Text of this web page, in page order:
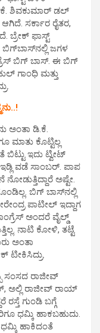
ಶಿವಕುಮಾರ್ ಡಲ್
ಸರ್ಕಾರ ರೈತರ,
ಬ್ರೇಕ್ ಫಾಸ್ಟ್
ಬಿಗ್‌ಬಾಸ್‌ನಲ್ಲಿ ಜಗಳ
ಬಿಗ್ ಬಾಸ್. ಈ ಬಿಗ್
ಗಾಂಧಿ ಮತ್ತು
ಅಂತಾ ಡಿ.ಕೆ.
ಮಾತು ಕೊಟ್ಟಿಲ್ಲ
ಬಿಟ್ಟು ಇದು ಟ್ವೀಟ್
ವಡೆ ಸಾಂಬರ್. ಪಾಪ
ಅಷ್ಟೇ.
ಬಿಗ್ ಬಾಸ್‌ನಲ್ಲಿ
ಪಾಟೀಲ್ ಇದ್ದಾಗ
ಅಂದರೆ ವೈಲ್ಡ್
ನಾಟಿ ಕೋಳಿ, ತಟ್ಟೆ
ಅಂತಾ
ಟೀಕಿಸಿದ್ರು.
ಸಂಸದ ರಾಜೀವ್
ಅಲ್ಲಿ ರಾಜೀವ್ ರಾಯ್
ರಸ್ತೆ ಗುಂಡಿ ಬಗ್ಗೆ
ಧಮ್ಕಿ ಹಾಕಬಹುದು.
ಹಾಕಿದಂತೆ